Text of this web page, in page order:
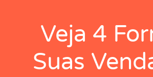
Veja 4
Suas